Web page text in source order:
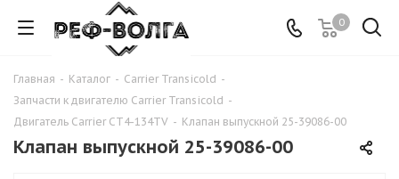
0
Главная - Каталог - Carrier Transicold -
Запчасти к двигателю Carrier Transicold -
Двигатель Carrier CT4-134TV - Клапан выпускной 25-39086-00
Клапан выпускной 25-39086-00